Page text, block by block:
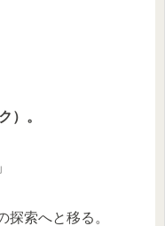
）。
探索へと移る。